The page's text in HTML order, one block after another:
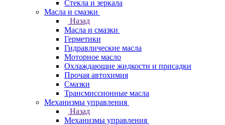
Стекла и зеркала
Масла и смазки
Назад
Масла и смазки
Герметики
Гидравлические масла
Моторное масло
Охлаждающие жидкости и присадки
Прочая автохимия
Смазки
Трансмиссионные масла
Механизмы управления
Назад
Механизмы управления